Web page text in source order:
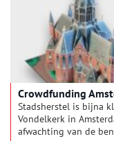
Crowdfunding
Stadsherstel is bijna
Vondelkerk in
afwachting van de